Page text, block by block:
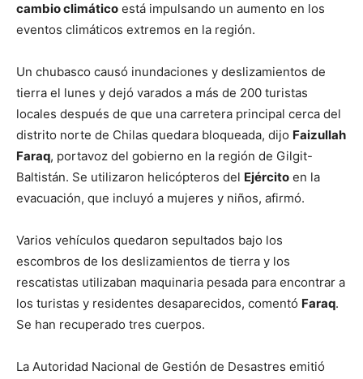
cambio climático está impulsando un aumento en los
eventos climáticos extremos en la región.
Un chubasco causó inundaciones y deslizamientos de
tierra el lunes y dejó varados a más de 200 turistas
locales después de que una carretera principal cerca del
distrito norte de Chilas quedara bloqueada, dijo Faizullah
Faraq, portavoz del gobierno en la región de Gilgit-
Baltistán. Se utilizaron helicópteros del Ejército en la
evacuación, que incluyó a mujeres y niños, afirmó.
Varios vehículos quedaron sepultados bajo los
escombros de los deslizamientos de tierra y los
rescatistas utilizaban maquinaria pesada para encontrar a
los turistas y residentes desaparecidos, comentó Faraq.
Se han recuperado tres cuerpos.
La Autoridad Nacional de Gestión de Desastres emitió